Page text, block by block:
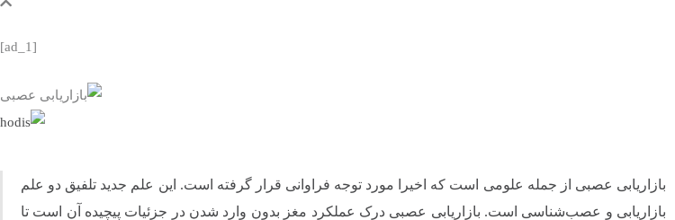
[ad_1]
بازاریابی عصبی از جمله علومی است که اخیرا مورد توجه فراوانی قرار گرفته است. این علم جدید تلفیق دو علم
بازاریابی و عصب‌شناسی است. بازاریابی عصبی درک عملکرد مغز بدون وارد شدن در جزئیات پیچیده آن است تا